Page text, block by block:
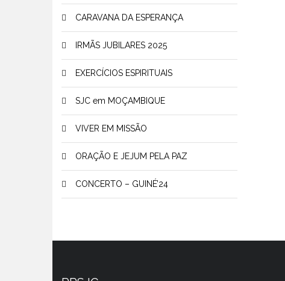
CARAVANA DA ESPERANÇA
IRMÃS JUBILARES 2025
EXERCÍCIOS ESPIRITUAIS
SJC em MOÇAMBIQUE
VIVER EM MISSÃO
ORAÇÃO E JEJUM PELA PAZ
CONCERTO – GUINÉ’24